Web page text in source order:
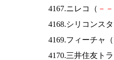
4167.ニレコ（ － －
4168.シリコンス
4169.フィーチャ（
4170.三井住友ト